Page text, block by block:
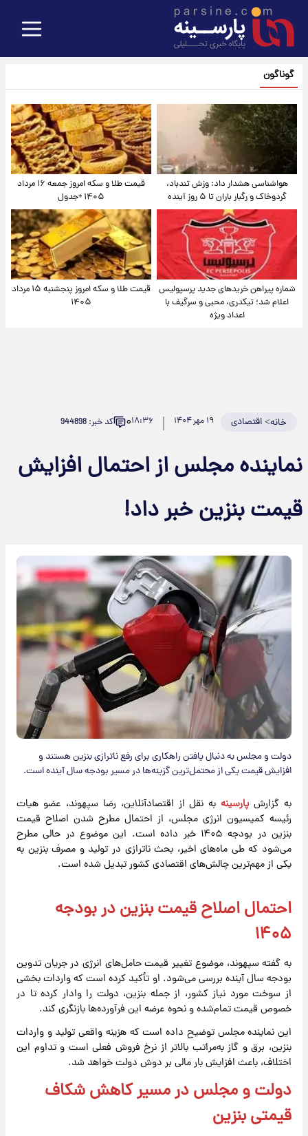
گوناگون
هواشناسی هشدار داد: وزش تندباد،
گردوخاک و رگبار باران تا ۵ روز آینده
قیمت طلا و سکه امروز جمعه ۱۶ مرداد
۱۴۰۵ +جدول
شماره پیراهن خریدهای جدید پرسپولیس
اعلام شد؛ تیکدری، محبی و سرگیف با
اعداد ویژه
قیمت طلا و سکه امروز پنجشنبه ۱۵ مرداد
۱۴۰۵
خانه>اقتصادی ۱۹ مهر ۱۴۰۴ ۱۸:۳۶۰ کد خبر: 944898
نماینده مجلس از احتمال افزایش
قیمت بنزین خبر داد!
دولت و مجلس به دنبال یافتن راهکاری برای رفع ناترازی بنزین هستند و
افزایش قیمت یکی از محتمل‌ترین گزینه‌ها در مسیر بودجه سال آینده است.
به گزارشپارسینهبه نقل از اقتصادآنلاین، رضا سپهوند، عضو هیات
رئیسه کمیسیون انرژی مجلس، از احتمال مطرح شدن اصلاح قیمت
بنزین در بودجه ۱۴۰۵ خبر داده است. این موضوع در حالی مطرح
می‌شود که طی ماه‌های اخیر، بحث ناترازی در تولید و مصرف بنزین به
یکی از مهم‌ترین چالش‌های اقتصادی کشور تبدیل شده است.
احتمال اصلاح قیمت بنزین در بودجه
۱۴۰۵
به گفته سپهوند، موضوع تغییر قیمت حامل‌های انرژی در جریان تدوین
بودجه سال آینده بررسی می‌شود. او تأکید کرده است که واردات بخشی
از سوخت مورد نیاز کشور، از جمله بنزین، دولت را وادار کرده تا در
خصوص قیمت تمام‌شده و نحوه عرضه این فرآورده‌ها بازنگری کند.
این نماینده مجلس توضیح داده است که هزینه واقعی تولید و واردات
بنزین، برق و گاز به‌مراتب بالاتر از نرخ فروش فعلی است و تداوم این
اختلاف، باعث افزایش بار مالی بر دوش دولت خواهد شد.
دولت و مجلس در مسیر کاهش شکاف
قیمتی بنزین